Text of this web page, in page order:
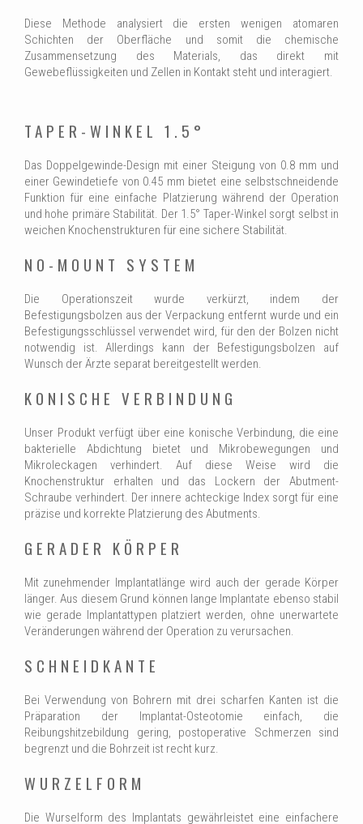
Diese Methode analysiert die ersten wenigen atomaren
Schichten der Oberfläche und somit die chemische
Zusammensetzung des Materials, das direkt mit
Gewebeflüssigkeiten und Zellen in Kontakt steht und interagiert.
TAPER-WINKEL 1.5°
Das Doppelgewinde-Design mit einer Steigung von 0.8 mm und
einer Gewindetiefe von 0.45 mm bietet eine selbstschneidende
Funktion für eine einfache Platzierung während der Operation
und hohe primäre Stabilität. Der 1.5° Taper-Winkel sorgt selbst in
weichen Knochenstrukturen für eine sichere Stabilität.
NO-MOUNT SYSTEM
Die Operationszeit wurde verkürzt, indem der
Befestigungsbolzen aus der Verpackung entfernt wurde und ein
Befestigungsschlüssel verwendet wird, für den der Bolzen nicht
notwendig ist. Allerdings kann der Befestigungsbolzen auf
Wunsch der Ärzte separat bereitgestellt werden.
KONISCHE VERBINDUNG
Unser Produkt verfügt über eine konische Verbindung, die eine
bakterielle Abdichtung bietet und Mikrobewegungen und
Mikroleckagen verhindert. Auf diese Weise wird die
Knochenstruktur erhalten und das Lockern der Abutment-
Schraube verhindert. Der innere achteckige Index sorgt für eine
präzise und korrekte Platzierung des Abutments.
GERADER KÖRPER
Mit zunehmender Implantatlänge wird auch der gerade Körper
länger. Aus diesem Grund können lange Implantate ebenso stabil
wie gerade Implantattypen platziert werden, ohne unerwartete
Veränderungen während der Operation zu verursachen.
SCHNEIDKANTE
Bei Verwendung von Bohrern mit drei scharfen Kanten ist die
Präparation der Implantat-Osteotomie einfach, die
Reibungshitzebildung gering, postoperative Schmerzen sind
begrenzt und die Bohrzeit ist recht kurz.
WURZELFORM
Die Wurselform des Implantats gewährleistet eine einfachere